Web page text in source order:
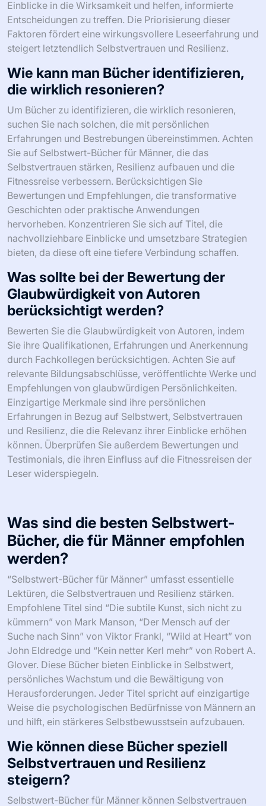
verstärkt das Verständnis und macht die Leseerfahrung
wirkungsvoller.
Welche häufigen Fehler sollten
Männer beim Auswählen von
Selbstwert-Büchern vermeiden?
Männer sollten oberflächliche Auswahl,
Vernachlässigung der persönlichen Relevanz und
Ignorieren von Bewertungen beim Auswählen von
Selbstwert-Büchern vermeiden. Oberflächliche
Entscheidungen resultieren oft aus Trends und nicht aus
echtem Bedarf. Die persönliche Relevanz stellt sicher,
dass der Inhalt mit individuellen Erfahrungen resoniert,
was das Engagement erhöht. Bewertungen bieten
Einblicke in die Wirksamkeit und helfen, informierte
Entscheidungen zu treffen. Die Priorisierung dieser
Faktoren fördert eine wirkungsvollere Leseerfahrung und
steigert letztendlich Selbstvertrauen und Resilienz.
Wie kann man Bücher identifizieren,
die wirklich resonieren?
Um Bücher zu identifizieren, die wirklich resonieren,
suchen Sie nach solchen, die mit persönlichen
Selbstvertrauen stärken, Resilienz aufbauen und die
Fitnessreise verbessern. Berücksichtigen Sie
Bewertungen und Empfehlungen, die transformative
Geschichten oder praktische Anwendungen
hervorheben. Konzentrieren Sie sich auf Titel, die
nachvollziehbare Einblicke und umsetzbare Strategien
bieten, da diese oft eine tiefere Verbindung schaffen.
Was sollte bei der Bewertung der
Glaubwürdigkeit von Autoren
berücksichtigt werden?
Bewerten Sie die Glaubwürdigkeit von Autoren, indem
Sie ihre Qualifikationen, Erfahrungen und Anerkennung
durch Fachkollegen berücksichtigen. Achten Sie auf
relevante Bildungsabschlüsse, veröffentlichte Werke und
Empfehlungen von glaubwürdigen Persönlichkeiten.
Einzigartige Merkmale sind ihre persönlichen
Erfahrungen in Bezug auf Selbstwert, Selbstvertrauen
und Resilienz, die die Relevanz ihrer Einblicke erhöhen
können. Überprüfen Sie außerdem Bewertungen und